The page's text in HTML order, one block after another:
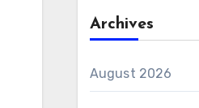
Archives
August 2026